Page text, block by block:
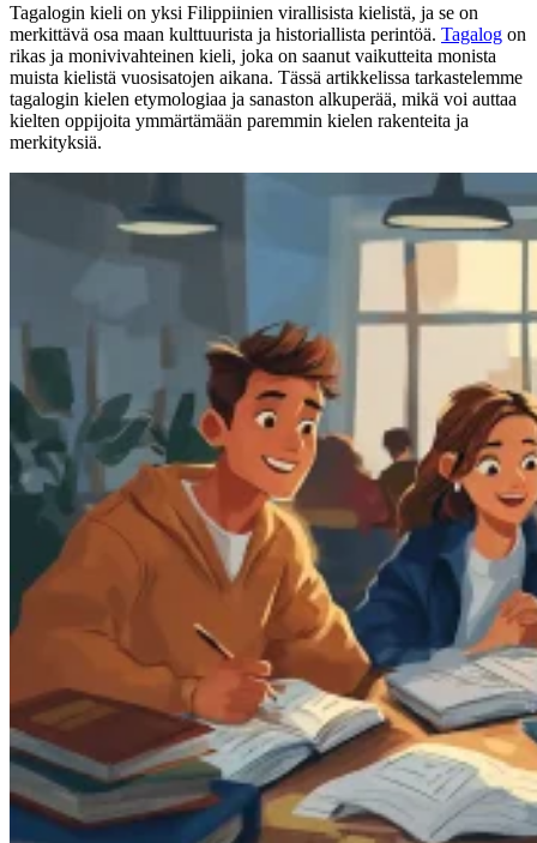
Tagalogin kieli on yksi Filippiinien virallisista kielistä, ja se on
merkittävä osa maan kulttuurista ja historiallista perintöä. Tagalog on
rikas ja monivivahteinen kieli, joka on saanut vaikutteita monista
muista kielistä vuosisatojen aikana. Tässä artikkelissa tarkastelemme
tagalogin kielen etymologiaa ja sanaston alkuperää, mikä voi auttaa
kielten oppijoita ymmärtämään paremmin kielen rakenteita ja
merkityksiä.